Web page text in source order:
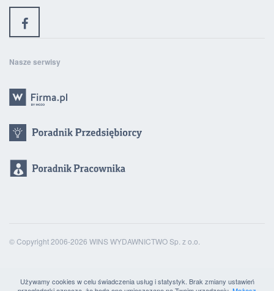
Nasze serwisy
© Copyright 2006-2026 WINS WYDAWNICTWO Sp. z o.o.
Używamy cookies w celu świadczenia usług i statystyk. Brak zmiany ustawień